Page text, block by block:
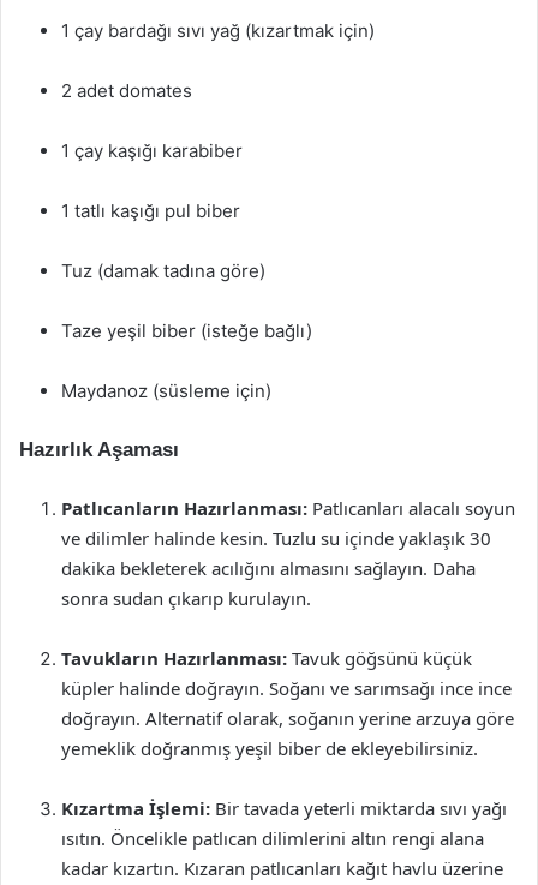
1 çay bardağı sıvı yağ (kızartmak için)
2 adet domates
1 çay kaşığı karabiber
1 tatlı kaşığı pul biber
Tuz (damak tadına göre)
Taze yeşil biber (isteğe bağlı)
Maydanoz (süsleme için)
Hazırlık Aşaması
Patlıcanların Hazırlanması: Patlıcanları alacalı soyun
ve dilimler halinde kesin. Tuzlu su içinde yaklaşık 30
dakika bekleterek acılığını almasını sağlayın. Daha
sonra sudan çıkarıp kurulayın.
Tavukların Hazırlanması: Tavuk göğsünü küçük
küpler halinde doğrayın. Soğanı ve sarımsağı ince ince
doğrayın. Alternatif olarak, soğanın yerine arzuya göre
yemeklik doğranmış yeşil biber de ekleyebilirsiniz.
Kızartma İşlemi: Bir tavada yeterli miktarda sıvı yağı
ısıtın. Öncelikle patlıcan dilimlerini altın rengi alana
kadar kızartın. Kızaran patlıcanları kağıt havlu üzerine